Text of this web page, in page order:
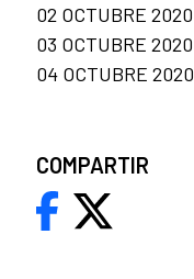
02 OCTUBRE 2020
03 OCTUBRE 2020
04 OCTUBRE 2020
COMPARTIR